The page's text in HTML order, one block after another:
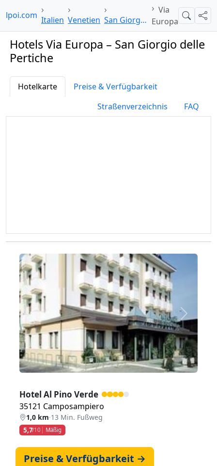
Italien Venetien San Giorgio delle Pertiche
Via
Europa
Suche
Hotels Via Europa – San Giorgio delle
Pertiche
Hotelkarte
Preise & Verfügbarkeit
Straßenverzeichnis
FAQ
Zurück Weiter
Hotel Al Pino Verde
35121 Camposampiero
1,0 km·13 Min. Fußweg
5,7/10 Mäßig
Preise & Verfügbarkeit →